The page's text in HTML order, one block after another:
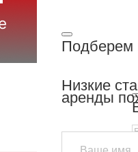
Подберем
Низкие
аренды